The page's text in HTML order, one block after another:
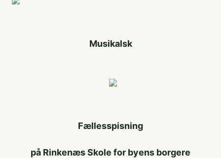
Musikalsk
Fællesspisning
på Rinkenæs Skole for byens borgere